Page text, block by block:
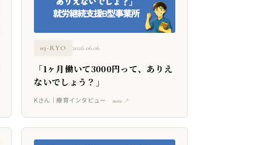
03-RYO 2026.06.06
「1ヶ月働いて3000円って、ありえ
ないでしょう？」
Kさん｜療育インタビュー note ↗